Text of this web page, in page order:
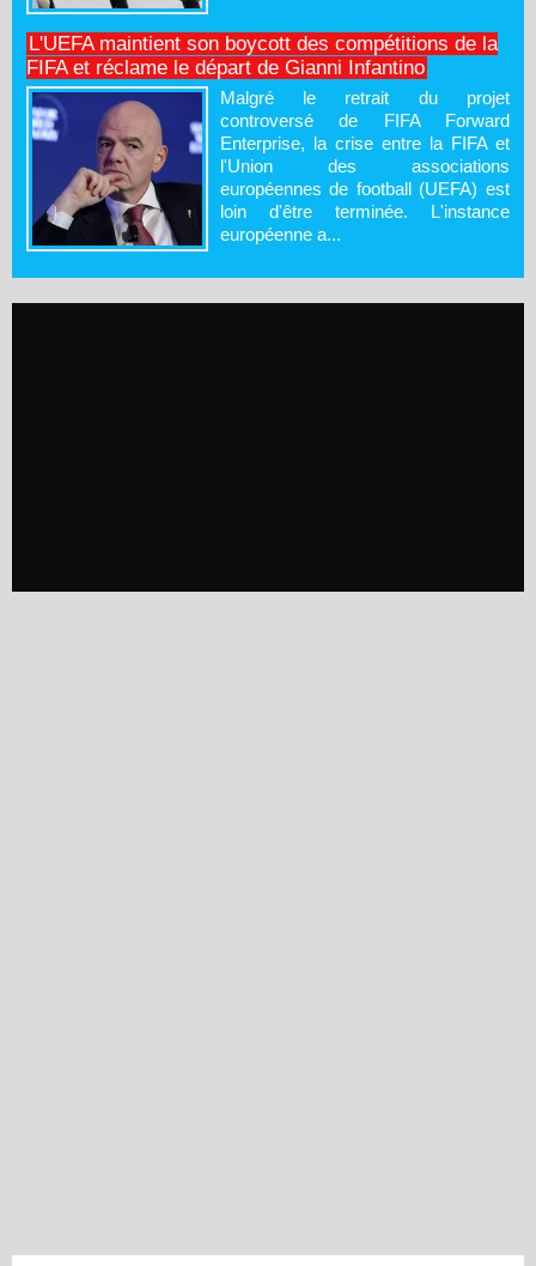
L'UEFA maintient son boycott des compétitions de la
FIFA et réclame le départ de Gianni Infantino
Malgré le retrait du projet
controversé de FIFA Forward
Enterprise, la crise entre la FIFA et
l'Union des associations
européennes de football (UEFA) est
loin d'être terminée. L'instance
européenne a...